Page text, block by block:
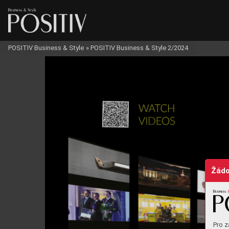
Pro
POSITIV Business & Style » POSITIV Business & Style 2/2024